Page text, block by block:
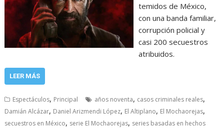
temidos de México,
con una banda familiar,
corrupción policial y
casi 200 secuestros
atribuidos.
LEER MÁS
Espectáculos, Principal años noventa, casos criminales reales,
Damián Alcázar, Daniel Arizmendi López, El Altiplano, El Mochaorejas,
secuestros en México, serie El Mochaorejas, series basadas en hechos